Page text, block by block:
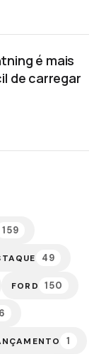
é mais
de carregar
159
49
FORD 150
1